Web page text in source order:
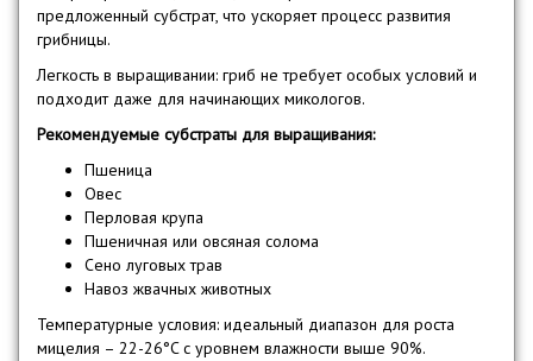
предложенный субстрат, что ускоряет процесс развития
грибницы.
Легкость в выращивании: гриб не требует особых условий и
подходит даже для начинающих микологов.
Рекомендуемые субстраты для выращивания:
Пшеница
Овес
Перловая крупа
Пшеничная или овсяная солома
Сено луговых трав
Навоз жвачных животных
Температурные условия: идеальный диапазон для роста
мицелия – 22-26°C с уровнем влажности выше 90%.